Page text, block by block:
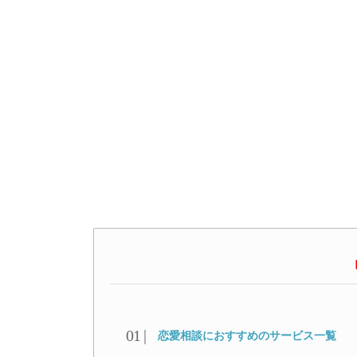
恋愛相談におすすめのサービス一覧